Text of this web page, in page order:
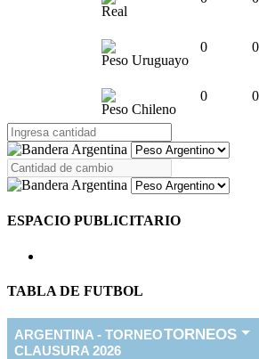
Real
Peso Uruguayo
0 0
Peso Chileno
0 0
ESPACIO PUBLICITARIO
TABLA DE FUTBOL